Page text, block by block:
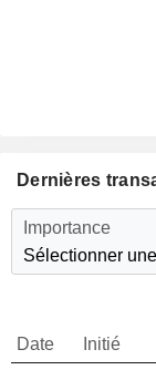
Dernières
Importance
Sélectionner
Date Initié